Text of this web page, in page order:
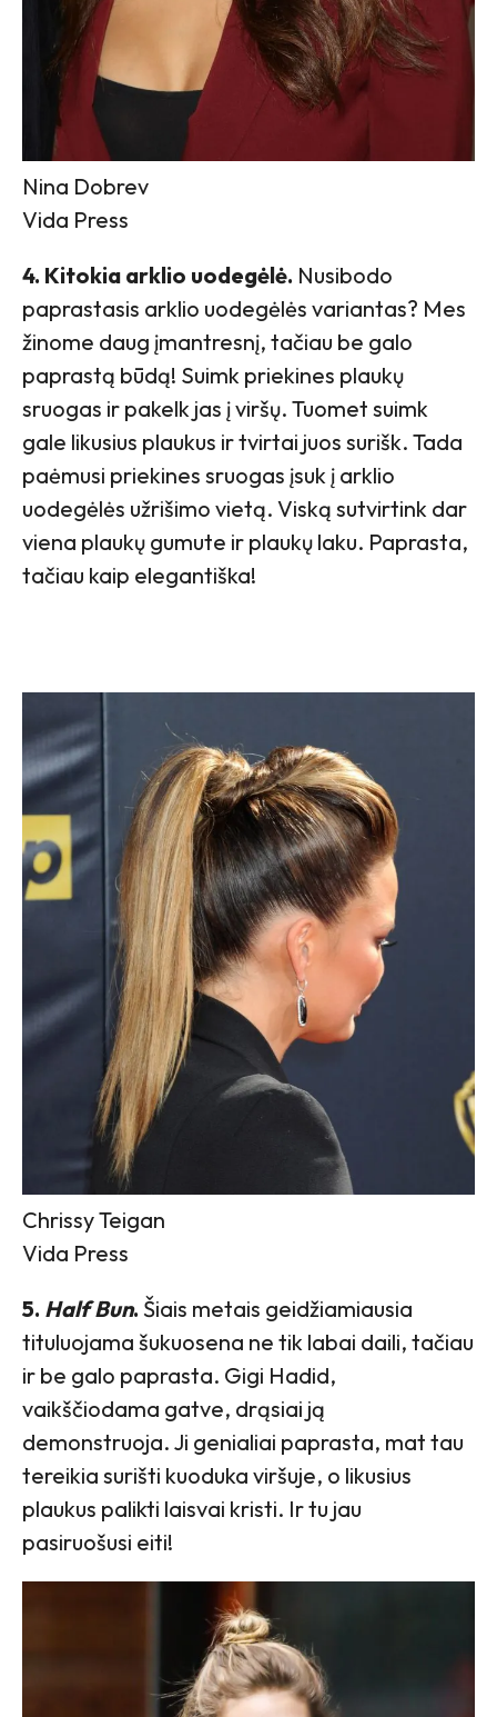
Nina Dobrev
Vida Press
4. Kitokia arklio uodegėlė. Nusibodo
paprastasis arklio uodegėlės variantas? Mes
žinome daug įmantresnį, tačiau be galo
paprastą būdą! Suimk priekines plaukų
sruogas ir pakelk jas į viršų. Tuomet suimk
gale likusius plaukus ir tvirtai juos surišk. Tada
paėmusi priekines sruogas įsuk į arklio
uodegėlės užrišimo vietą. Viską sutvirtink dar
viena plaukų gumute ir plaukų laku. Paprasta,
tačiau kaip elegantiška!
Chrissy Teigan
Vida Press
5. Half Bun. Šiais metais geidžiamiausia
tituluojama šukuosena ne tik labai daili, tačiau
ir be galo paprasta. Gigi Hadid,
vaikščiodama gatve, drąsiai ją
demonstruoja. Ji genialiai paprasta, mat tau
tereikia surišti kuoduka viršuje, o likusius
plaukus palikti laisvai kristi. Ir tu jau
pasiruošusi eiti!